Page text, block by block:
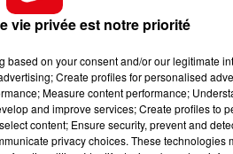
pistes alourdies. Malgré sa
perf.
bon degré de forme et a
5 premiers. sa grande
vie privée est notre priorité
based on your consent and/or our legitimate
Create profiles for personalised
Measure content performance;
and improve services; Create profiles to
content; Ensure security, prevent and
privacy choices. These technologies